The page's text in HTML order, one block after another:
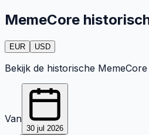
MemeCore
EUR USD
Bekijk de historische
Van
30 jul 2026